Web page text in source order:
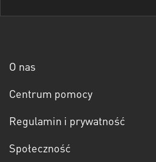
O nas
Centrum pomocy
Regulamin i prywatność
Społeczność